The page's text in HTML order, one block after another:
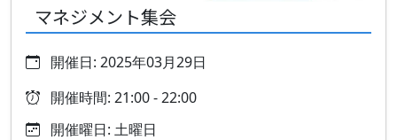
マネジメント集会
開催日: 2025年03月29日
開催時間: 21:00 - 22:00
開催曜日: 土曜日